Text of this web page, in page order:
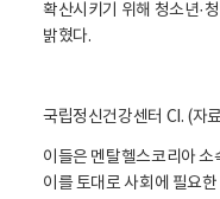
확산시키기 위해 청소년·
밝혔다.
국립정신건강센터 CI. (자
이들은 멘탈헬스코리아
이를 토대로 사회에 필요